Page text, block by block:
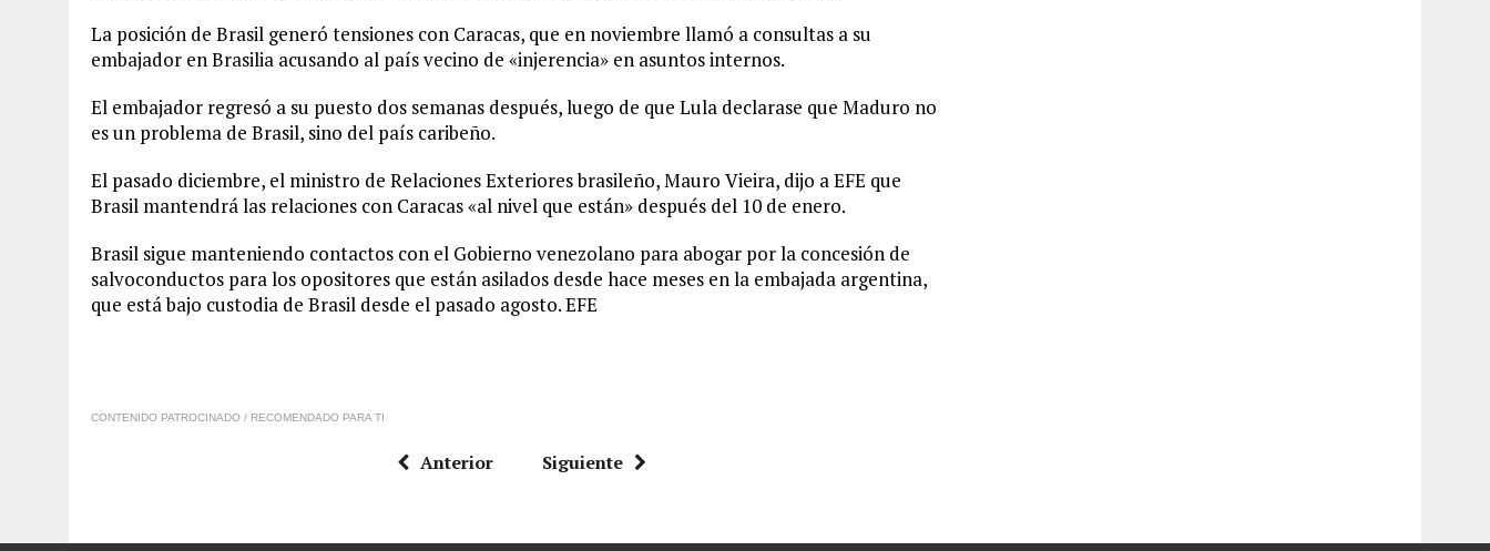
La posición de Brasil generó tensiones con Caracas, que en noviembre llamó a consultas a su
embajador en Brasilia acusando al país vecino de «injerencia» en asuntos internos.
El embajador regresó a su puesto dos semanas después, luego de que Lula declarase que Maduro no
es un problema de Brasil, sino del país caribeño.
El pasado diciembre, el ministro de Relaciones Exteriores brasileño, Mauro Vieira, dijo a EFE que
Brasil mantendrá las relaciones con Caracas «al nivel que están» después del 10 de enero.
Brasil sigue manteniendo contactos con el Gobierno venezolano para abogar por la concesión de
salvoconductos para los opositores que están asilados desde hace meses en la embajada argentina,
que está bajo custodia de Brasil desde el pasado agosto. EFE
CONTENIDO PATROCINADO / RECOMENDADO PARA TI
Anterior Siguiente